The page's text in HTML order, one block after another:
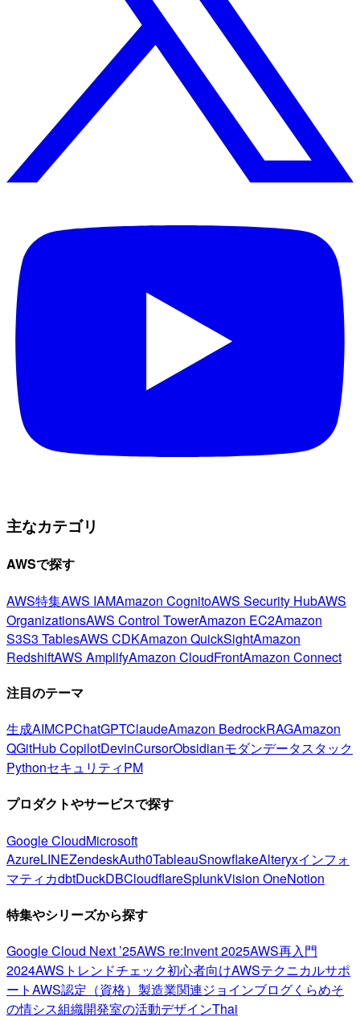
主なカテゴリ
AWSで探す
AWS特集AWS IAMAmazon CognitoAWS Security HubAWS
OrganizationsAWS Control TowerAmazon EC2Amazon
S3S3 TablesAWS CDKAmazon QuickSightAmazon
RedshiftAWS AmplifyAmazon CloudFrontAmazon Connect
注目のテーマ
生成AIMCPChatGPTClaudeAmazon BedrockRAGAmazon
QGitHub CopilotDevinCursorObsidianモダンデータスタック
PythonセキュリティPM
プロダクトやサービスで探す
Google CloudMicrosoft
AzureLINEZendeskAuth0TableauSnowflakeAlteryxインフォ
マティカdbtDuckDBCloudflareSplunkVision OneNotion
特集やシリーズから探す
Google Cloud Next ’25AWS re:Invent 2025AWS再入門
2024AWSトレンドチェック初心者向けAWSテクニカルサポ
ートAWS認定（資格） 製造業関連ジョインブログくらめそ
の情シス組織開発室の活動デザインThai